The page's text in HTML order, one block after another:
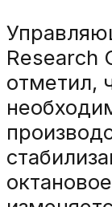
Research
отметил,